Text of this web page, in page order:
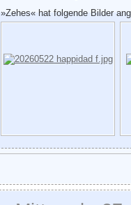
»Zehes« hat folgende Bilder